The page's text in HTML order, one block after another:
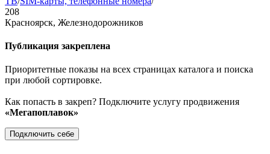
208
Красноярск, Железнодорожников
Публикация закреплена
Приоритетные показы на всех страницах каталога и поиска
при любой сортировке.
Как попасть в закреп? Подключите услугу продвижения
«Мегапоплавок»
Подключить себе